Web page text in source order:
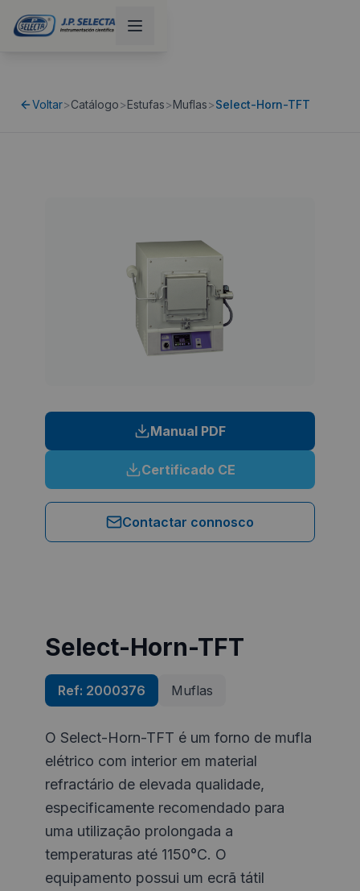
Voltar>Catálogo>Estufas>Muflas>Select-Horn-TFT
Manual PDF
Certificado CE
Contactar connosco
Select-Horn-TFT
Ref: 2000376 Muflas
O Select-Horn-TFT é um forno de mufla
elétrico com interior em material
refractário de elevada qualidade,
especificamente recomendado para
uma utilização prolongada a
temperaturas até 1150°C. O
equipamento possui um ecrã tátil